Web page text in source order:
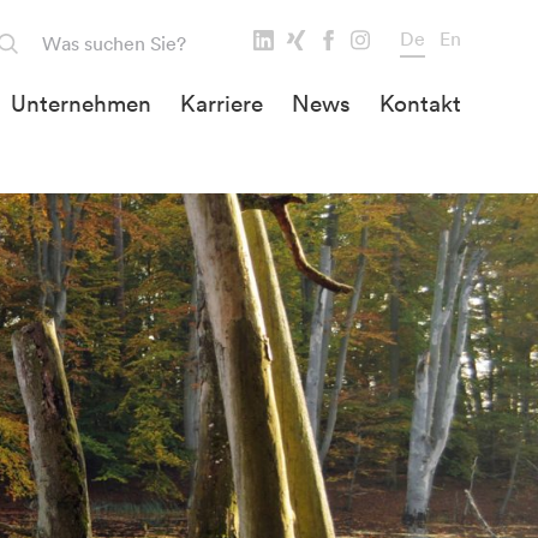
De En
Unternehmen Karriere News Kontakt